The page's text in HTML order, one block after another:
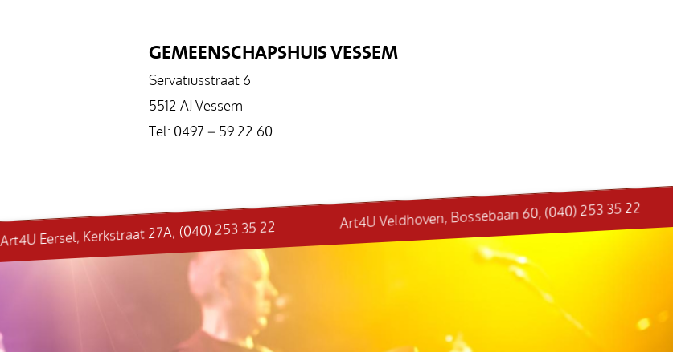
GEMEENSCHAPSHUIS VESSEM
Servatiusstraat 6
5512 AJ Vessem
Tel: 0497 – 59 22 60
Art4U Eersel, Kerkstraat 27A, (040) 253 35 22
Art4U Veldhoven, Bossebaan 60, (040) 253 35 22